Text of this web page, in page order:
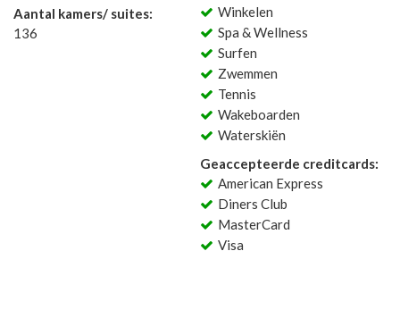
Aantal kamers/ suites:
136
Winkelen
Spa & Wellness
Surfen
Zwemmen
Tennis
Wakeboarden
Waterskiën
Geaccepteerde creditcards:
American Express
Diners Club
MasterCard
Visa